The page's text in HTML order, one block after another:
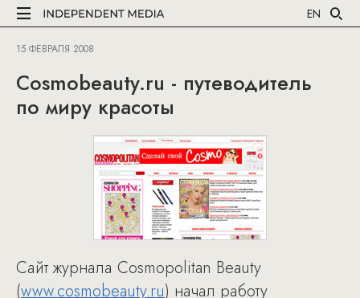
EN
15 ФЕВРАЛЯ 2008
Cosmobeauty.ru - путеводитель
по миру красоты
Сайт журнала Cosmopolitan Beauty
(www.cosmobeauty.ru) начал работу